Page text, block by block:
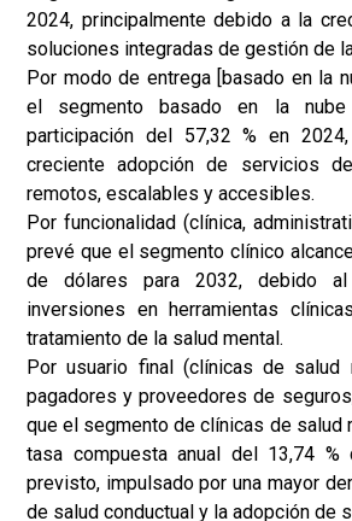
2024, principalmente debido a la
soluciones integradas de gestión de
Por modo de entrega [basado en la
el segmento basado en la nube
participación del 57,32 % en
creciente adopción de servicios
remotos, escalables y accesibles.
Por funcionalidad (clínica,
prevé que el segmento clínico
de dólares para 2032, debido
inversiones en herramientas
tratamiento de la salud mental.
Por usuario final (clínicas de salud
pagadores y proveedores de
que el segmento de clínicas de salud
tasa compuesta anual del 13,74 %
previsto, impulsado por una mayor
de salud conductual y la adopción de